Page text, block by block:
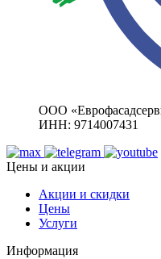
ООО
ИНН: 9714007431
Цены и акции
Акции и скидки
Цены
Услуги
Информация